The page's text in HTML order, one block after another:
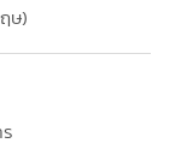
ษ)